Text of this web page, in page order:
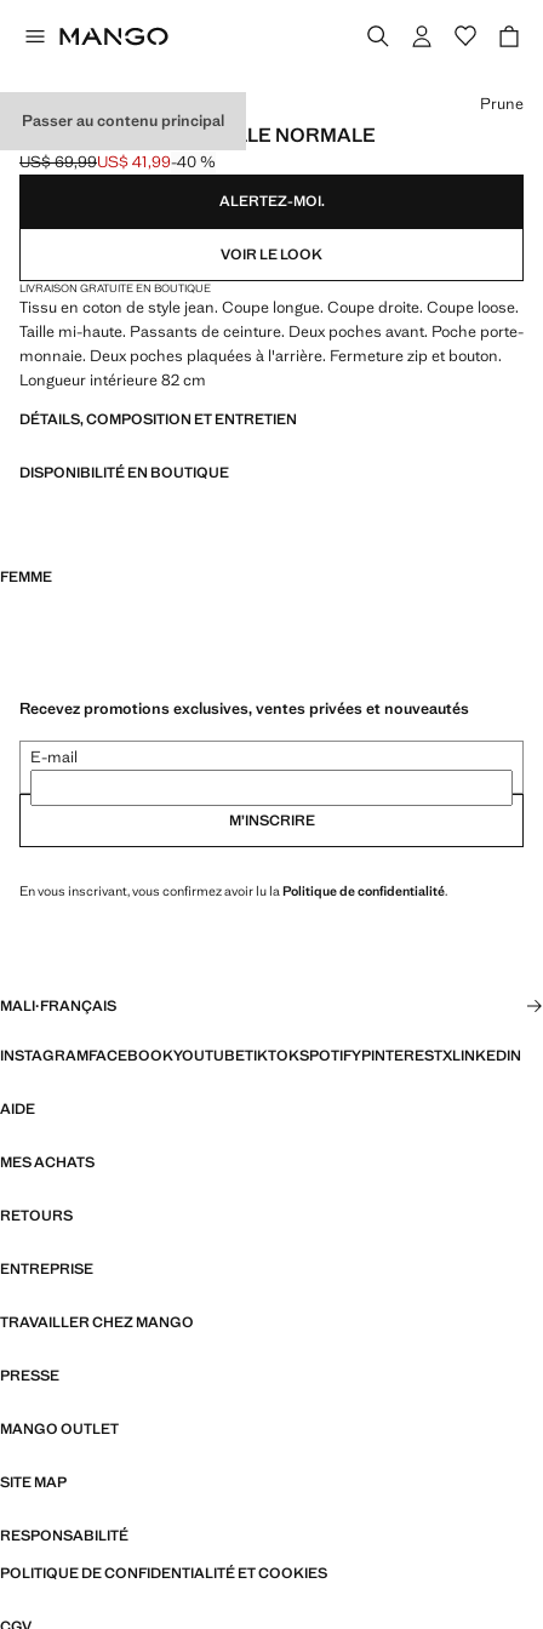
Passer au contenu principal
JEAN MIAMI DROIT TAILLE NORMALE
Prix initial barré [US$ 69,99 ]
US$ 69,99
Prix actuel [US$ 41,99 ]
US$ 41,99-40 %
Choisissez une couleur
Prune
ALERTEZ-MOI.
VOIR LE LOOK
LIVRAISON GRATUITE EN BOUTIQUE
Tissu en coton de style jean. Coupe longue. Coupe droite. Coupe loose.
Taille mi-haute. Passants de ceinture. Deux poches avant. Poche porte-
monnaie. Deux poches plaquées à l'arrière. Fermeture zip et bouton.
Longueur intérieure 82 cm
DÉTAILS, COMPOSITION ET ENTRETIEN
DISPONIBILITÉ EN BOUTIQUE
FEMME
Recevez promotions exclusives, ventes privées et nouveautés
E-mail
M’INSCRIRE
En vous inscrivant, vous confirmez avoir lu la Politique de confidentialité.
MALI·FRANÇAIS
INSTAGRAMFACEBOOKYOUTUBETIKTOKSPOTIFYPINTERESTXLINKEDIN
AIDE
MES ACHATS
RETOURS
ENTREPRISE
TRAVAILLER CHEZ MANGO
PRESSE
MANGO OUTLET
SITE MAP
RESPONSABILITÉ
POLITIQUE DE CONFIDENTIALITÉ ET COOKIES